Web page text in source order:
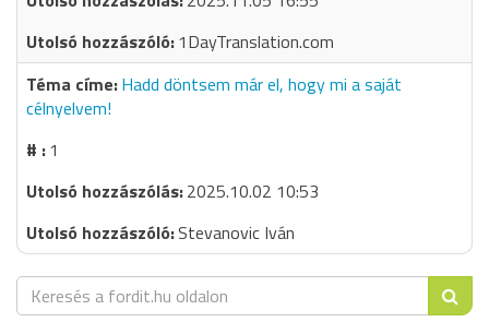
1DayTranslation.com
Hadd döntsem már el, hogy mi a saját
célnyelvem!
1
2025.10.02 10:53
Stevanovic Iván